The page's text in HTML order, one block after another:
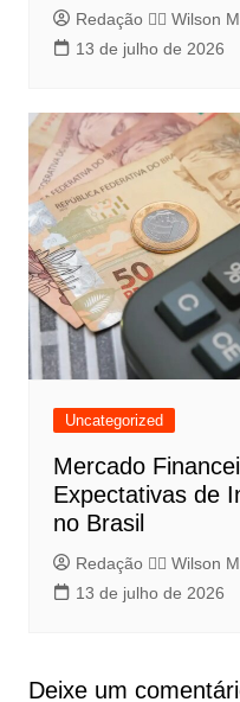
Redação 👨‍⚖️​ Wilson
13 de julho de 2026
Uncategorized
Mercado
Expectativas de
no Brasil
Redação 👨‍⚖️​ Wilson
13 de julho de 2026
Deixe um